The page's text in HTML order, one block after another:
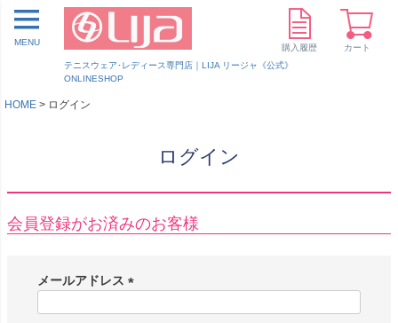
テニスウェア･レディース専門店｜LIJA リージャ《公式》
ONLINESHOP
MENU
購入履歴 カート
HOME ログイン
ログイン
会員登録がお済みのお客様
メールアドレス